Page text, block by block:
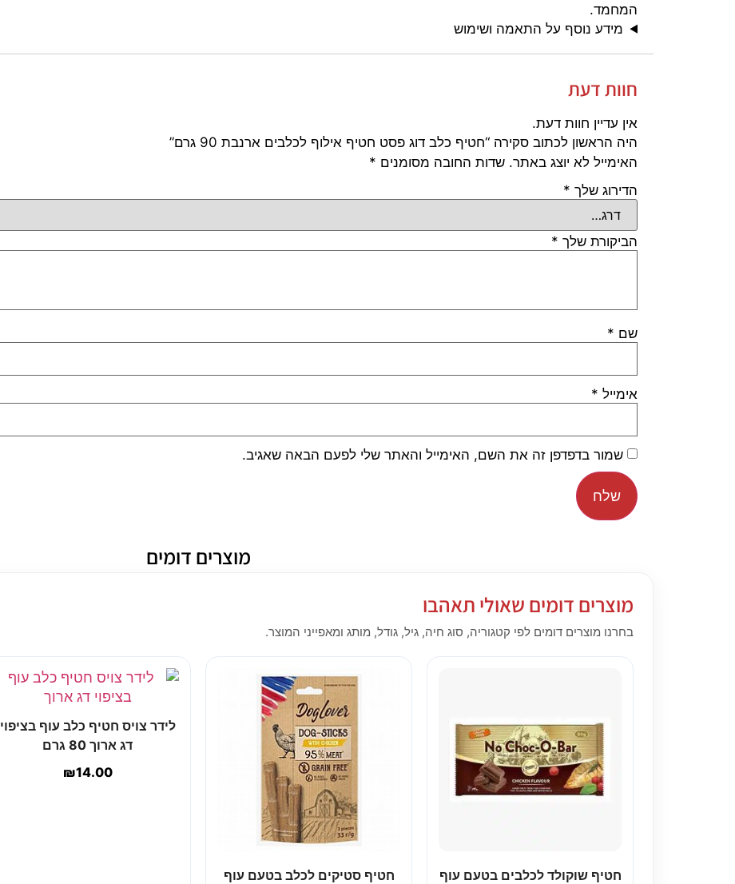
המחמד.
מידע נוסף על התאמה ושימוש
חוות דעת
אין עדיין חוות דעת.
היה הראשון לכתוב סקירה “חטיף כלב דוג פסט חטיף אילוף לכלבים ארנבת 90 גרם”
האימייל לא יוצג באתר. שדות החובה מסומנים *
הדירוג שלך *
הביקורת שלך *
שם *
אימייל *
שמור בדפדפן זה את השם, האימייל והאתר שלי לפעם הבאה שאגיב.
מוצרים דומים
מוצרים דומים שאולי תאהבו
בחרנו מוצרים דומים לפי קטגוריה, סוג חיה, גיל, גודל, מותג ומאפייני המוצר.
חטיף שוקולד לכלבים בטעם עוף
חטיף סטיקים לכלב בטעם עוף
לידר צויס חטיף כלב עוף בציפוי
דג ארוך 80 גרם
₪14.00